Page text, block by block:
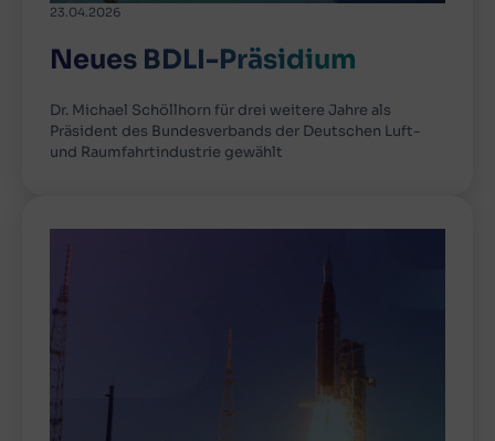
23.04.2026
Neues BDLI-Präsidium
Dr. Michael Schöllhorn für drei weitere Jahre als
Präsident des Bundesverbands der Deutschen Luft-
und Raumfahrtindustrie gewählt